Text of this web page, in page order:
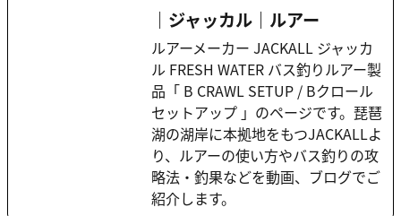
｜ジャッカル｜ルアー
ルアーメーカー JACKALL ジャッカ
ル FRESH WATER バス釣りルアー製
品「 B CRAWL SETUP / Bクロール
セットアップ 」のページです。琵琶
湖の湖岸に本拠地をもつJACKALLよ
り、ルアーの使い方やバス釣りの攻
略法・釣果などを動画、ブログでご
紹介します。